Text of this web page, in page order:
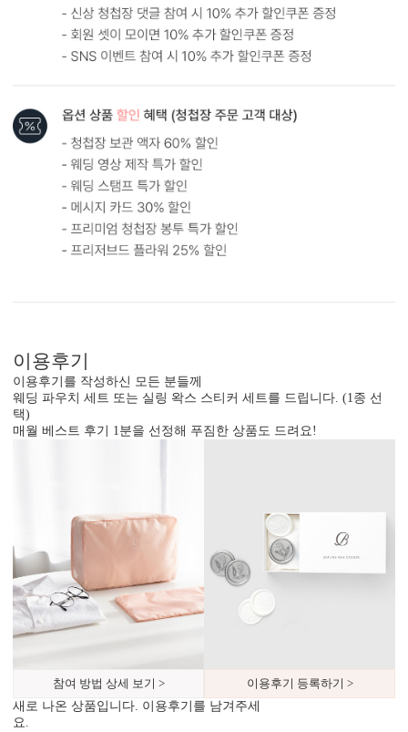
달력이 함께 구성되어 있어 예식일을 기억하기 쉽습니다.
이용후기
이용후기를 작성하신 모든 분들께
웨딩 파우치 세트 또는 실링 왁스 스티커 세트를 드립니다. (1종 선
택)
매월 베스트 후기 1분을 선정해 푸짐한 상품도 드려요!
참여 방법 상세 보기 >
이용후기 등록하기 >
새로 나온 상품입니다. 이용후기를 남겨주세
요.